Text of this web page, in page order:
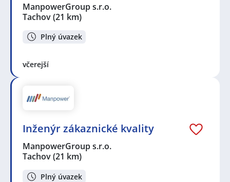
ManpowerGroup s.r.o.
Tachov(21 km)
Plný úvazek
včerejší
Inženýr zákaznické kvality
ManpowerGroup s.r.o.
Tachov(21 km)
Plný úvazek